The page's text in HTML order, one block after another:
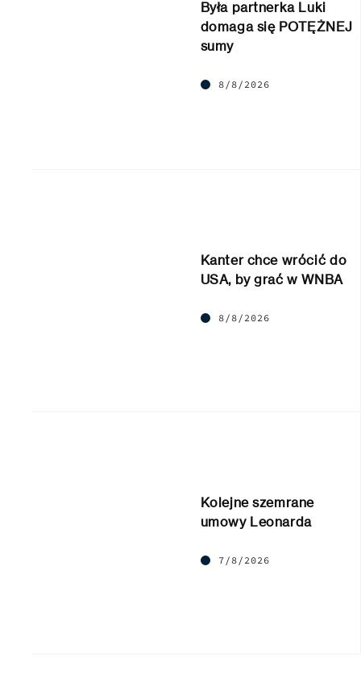
Była partnerka Luki
domaga się POTĘŻNEJ
sumy
8/8/2026
Kanter chce wrócić do
USA, by grać w WNBA
8/8/2026
Kolejne szemrane
umowy Leonarda
7/8/2026